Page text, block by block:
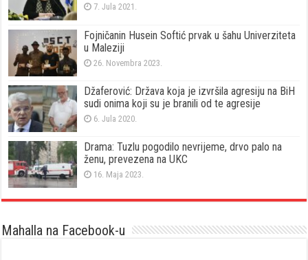
7. Jula 2021.
Fojničanin Husein Softić prvak u šahu Univerziteta
u Maleziji
26. Novembra 2023.
Džaferović: Država koja je izvršila agresiju na BiH
sudi onima koji su je branili od te agresije
6. Jula 2020.
Drama: Tuzlu pogodilo nevrijeme, drvo palo na
ženu, prevezena na UKC
16. Maja 2023.
Mahalla na Facebook-u